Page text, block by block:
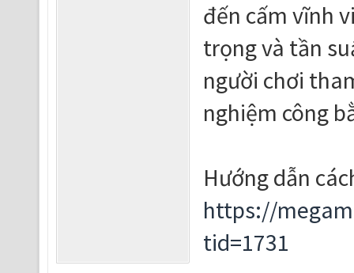
đến cấm vĩnh
trọng và tần
người chơi
nghiệm công
Hướng dẫn
https://
tid=1731